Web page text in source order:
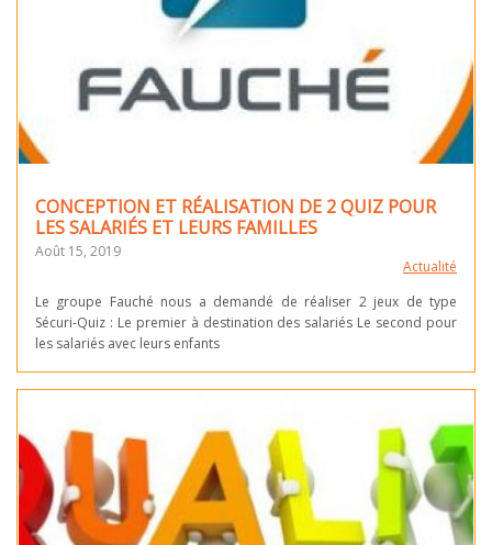
CONCEPTION ET RÉALISATION DE 2 QUIZ POUR
LES SALARIÉS ET LEURS FAMILLES
Août 15, 2019
Actualité
Le groupe Fauché nous a demandé de réaliser 2 jeux de type
Sécuri-Quiz : Le premier à destination des salariés Le second pour
les salariés avec leurs enfants